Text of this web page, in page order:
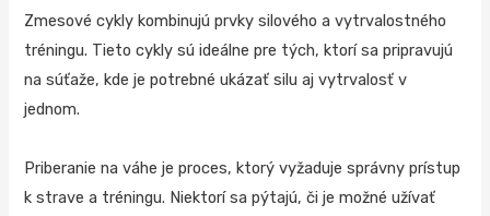
Zmesové cykly kombinujú prvky silového a vytrvalostného
tréningu. Tieto cykly sú ideálne pre tých, ktorí sa pripravujú
na súťaže, kde je potrebné ukázať silu aj vytrvalosť v
jednom.
Priberanie na váhe je proces, ktorý vyžaduje správny prístup
k strave a tréningu. Niektorí sa pýtajú, či je možné užívať